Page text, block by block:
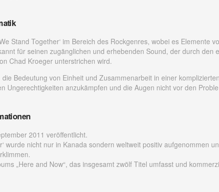
Stand Together‘ im Bereich des Rockgenres, wobei es Elemente
für seinen zugänglichen und erhebenden Sound, der durch den
Chad Kroeger unterstrichen wird.
Bedeutung von Einheit und Zusammenarbeit in einer
Ungerechtigkeiten anzukämpfen und die Augen nicht vor den
2011 veröffentlicht.
wurde nicht nur in Kanada sondern weltweit positiv aufgenommen
„Here and Now“, das insgesamt zwölf Titel umfasst und